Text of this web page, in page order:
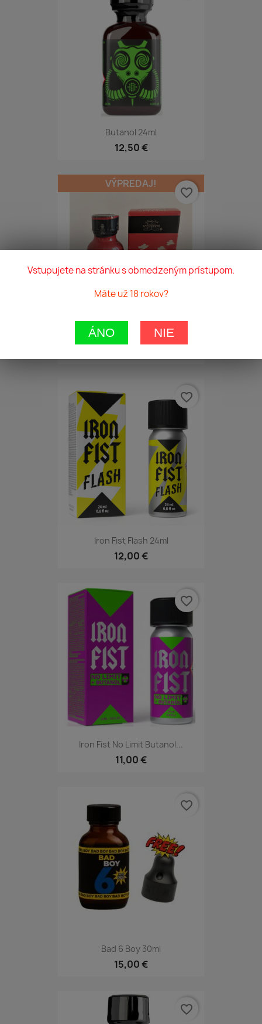
Butanol 24ml
12,50 €
Amsterdam Speciál 30ml Pentyl
VÝPREDAJ!
favorite_border
Iron Fist Flash 24ml
12,00 €
favorite_border
Iron Fist No Limit Butanol...
11,00 €
favorite_border
Bad 6 Boy 30ml
15,00 €
favorite_border
favorite_border
Vstupujete na stránku s obmedzeným prístupom.
Máte už 18 rokov?
ÁNO NIE